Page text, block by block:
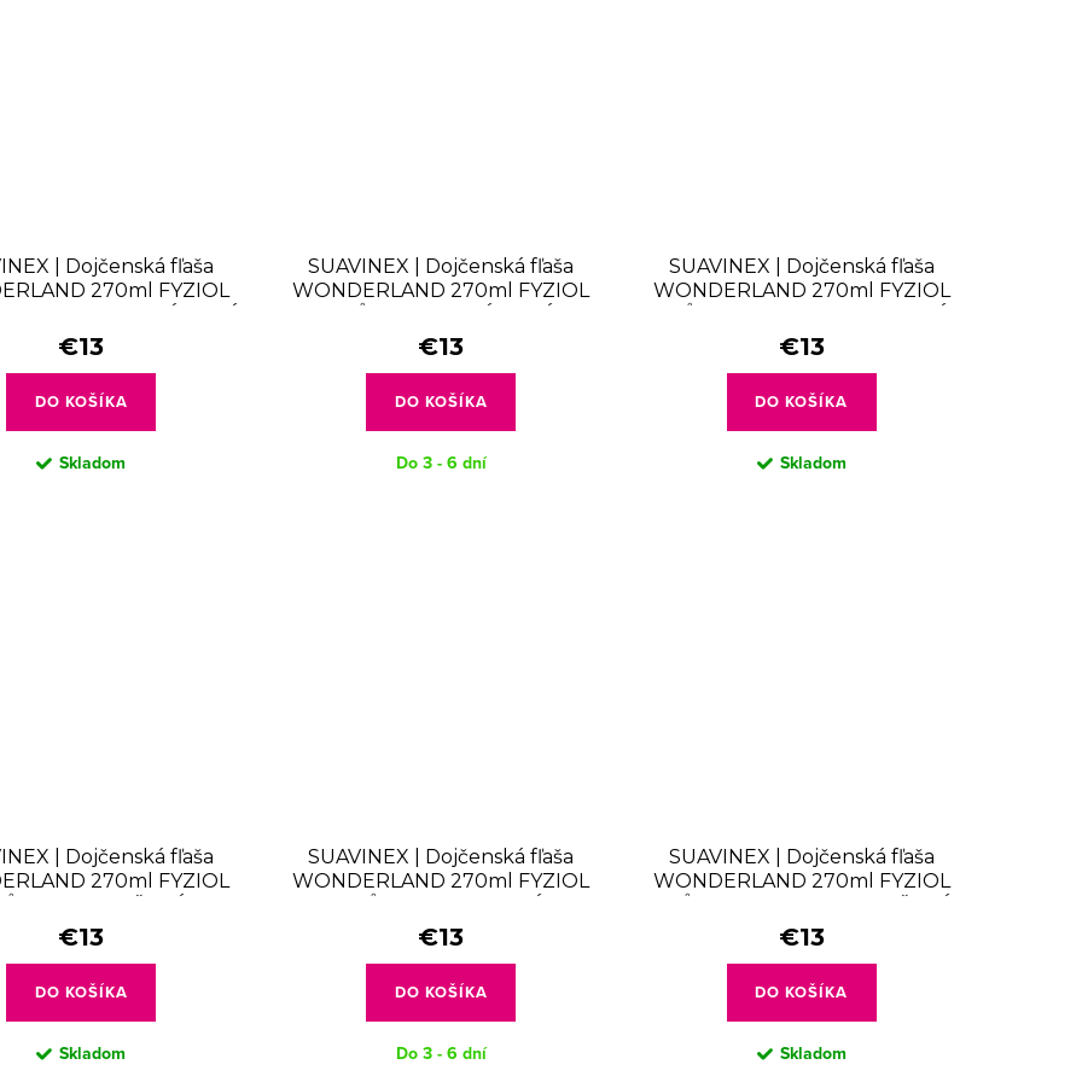
| Dojčenská fľaša
270ml FYZIOL
€13
DO KOŠÍKA
Skladom
SUAVINEX | Dojčenská fľaša
WONDERLAND 270ml FYZIOL
€13
DO KOŠÍKA
Do 3 - 6 dní
SUAVINEX | Dojčenská fľaša
WONDERLAND 270ml FYZIOL
€13
DO KOŠÍKA
Skladom
| Dojčenská fľaša
270ml FYZIOL
€13
DO KOŠÍKA
Skladom
SUAVINEX | Dojčenská fľaša
WONDERLAND 270ml FYZIOL
€13
DO KOŠÍKA
Do 3 - 6 dní
SUAVINEX | Dojčenská fľaša
WONDERLAND 270ml FYZIOL
€13
DO KOŠÍKA
Skladom